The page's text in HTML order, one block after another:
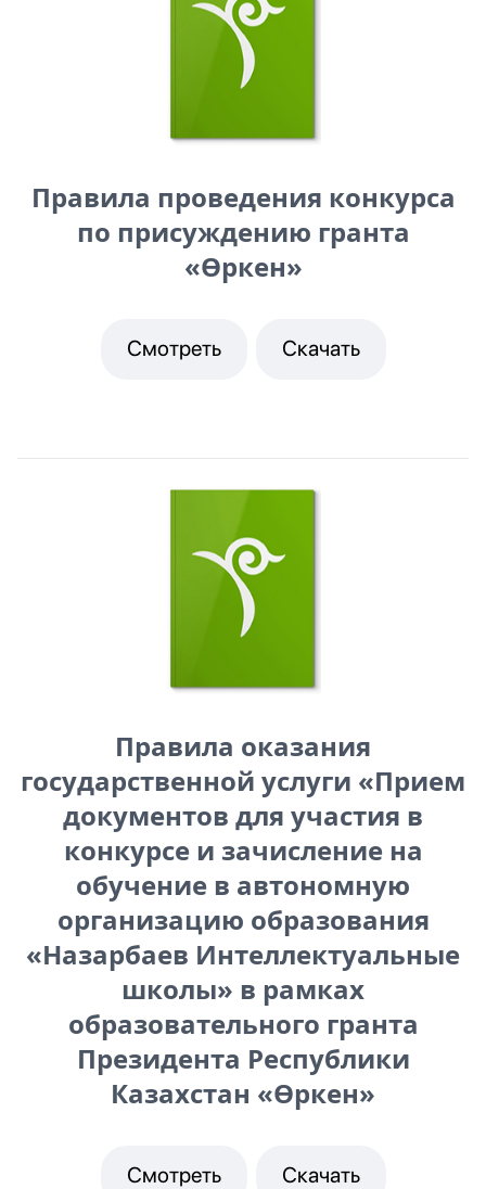
Правила проведения конкурса
по присуждению гранта
«Өркен»
Смотреть Скачать
Правила оказания
государственной услуги «Прием
документов для участия в
конкурсе и зачисление на
обучение в автономную
организацию образования
«Назарбаев Интеллектуальные
школы» в рамках
образовательного гранта
Президента Республики
Казахстан «Өркен»
Смотреть Скачать